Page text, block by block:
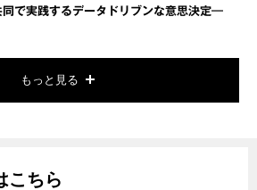
同で実践するデータドリブンな意思決定―
もっと見る
こちら